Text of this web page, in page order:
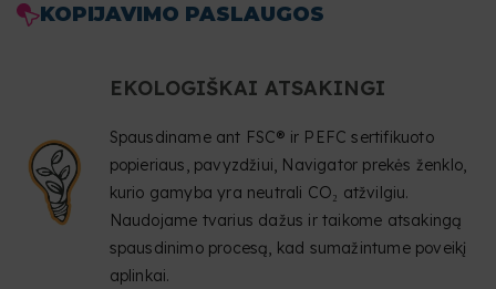
KOPIJAVIMO PASLAUGOS
EKOLOGIŠKAI ATSAKINGI
Spausdiname ant FSC® ir PEFC sertifikuoto
popieriaus, pavyzdžiui, Navigator prekės ženklo,
kurio gamyba yra neutrali CO₂ atžvilgiu.
Naudojame tvarius dažus ir taikome atsakingą
spausdinimo procesą, kad sumažintume poveikį
aplinkai.